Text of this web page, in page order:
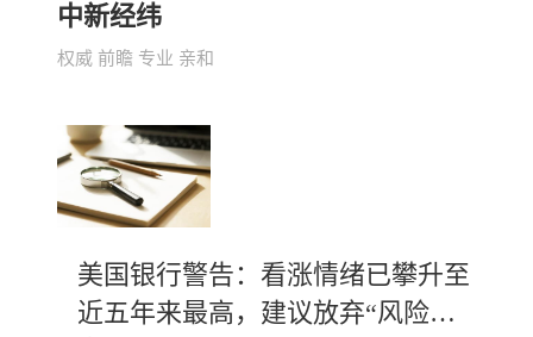
中新经纬
权威 前瞻 专业 亲和
美国银行警告：看涨情绪已攀升至
近五年来最高，建议放弃“风险资